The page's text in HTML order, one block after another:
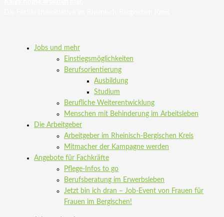
Jobs und mehr
Einstiegsmöglichkeiten
Berufsorientierung
Ausbildung
Studium
Berufliche Weiterentwicklung
Menschen mit Behinderung im Arbeitsleben
Die Arbeitgeber
Arbeitgeber im Rheinisch-Bergischen Kreis
Mitmacher der Kampagne werden
Angebote für Fachkräfte
Pflege-Infos to go
Berufsberatung im Erwerbsleben
Jetzt bin ich dran – Job-Event von Frauen für
Frauen im Bergischen!